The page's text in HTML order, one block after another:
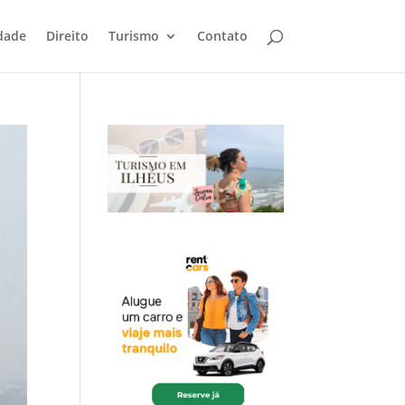
Direito Turismo Contato